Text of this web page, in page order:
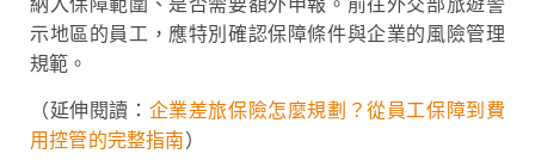
示地區的員工，應特別確認保障條件與企業的風險管理
規範。
（延伸閱讀： 企業差旅保險怎麼規劃？從員工保障到費
用控管的完整指南）